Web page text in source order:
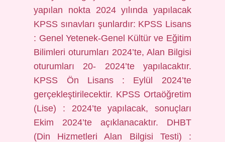
yapılan nokta 2024 yılında yapılacak
KPSS sınavları şunlardır: KPSS Lisans
: Genel Yetenek-Genel Kültür ve Eğitim
Bilimleri oturumları 2024’te, Alan Bilgisi
oturumları 20- 2024’te yapılacaktır.
KPSS Ön Lisans : Eylül 2024’te
gerçekleştirilecektir. KPSS Ortaöğretim
(Lise) : 2024’te yapılacak, sonuçları
Ekim 2024’te açıklanacaktır. DHBT
(Din Hizmetleri Alan Bilgisi Testi) :